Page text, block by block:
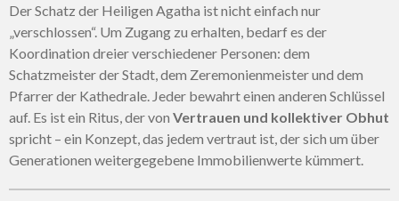
Der Schatz der Heiligen Agatha ist nicht einfach nur
„verschlossen“. Um Zugang zu erhalten, bedarf es der
Koordination dreier verschiedener Personen: dem
Schatzmeister der Stadt, dem Zeremonienmeister und dem
Pfarrer der Kathedrale. Jeder bewahrt einen anderen Schlüssel
auf. Es ist ein Ritus, der von Vertrauen und kollektiver Obhut
spricht – ein Konzept, das jedem vertraut ist, der sich um über
Generationen weitergegebene Immobilienwerte kümmert.